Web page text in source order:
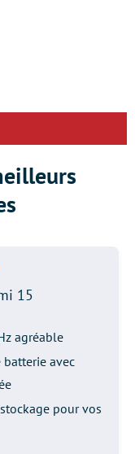
15
agréable
batterie avec
pour vos